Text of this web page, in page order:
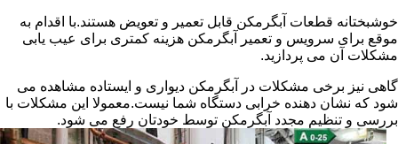
خوشبختانه قطعات آبگرمکن قابل تعمیر و تعویض هستند.با اقدام به
موقع برای سرویس و تعمیر آبگرمکن هزینه کمتری برای عیب یابی
مشکلات آن می پردازید.
گاهی نیز برخی مشکلات در آبگرمکن دیواری و ایستاده مشاهده می
شود که نشان دهنده خرابی دستگاه شما نیست.معمولا این مشکلات با
بررسی و تنظیم مجدد آبگرمکن توسط خودتان رفع می شود.